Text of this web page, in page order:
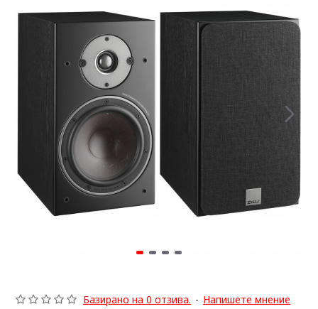
Базирано на 0 отзива. - Напишете мнение